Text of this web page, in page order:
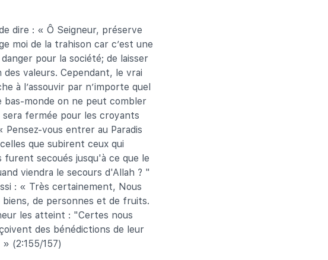
dire : « Ô Seigneur, préserve
moi de la trahison car c’est une
pour la société; de laisser
valeurs. Cependant, le vrai
à l’assouvir par n’importe quel
bas-monde on ne peut combler
fermée pour les croyants
vous entrer au Paradis
que subirent ceux qui
secoués jusqu'à ce que le
viendra le secours d'Allah ? "
: « Très certainement, Nous
de personnes et de fruits.
les atteint : "Certes nous
des bénédictions de leur
(2:155/157)